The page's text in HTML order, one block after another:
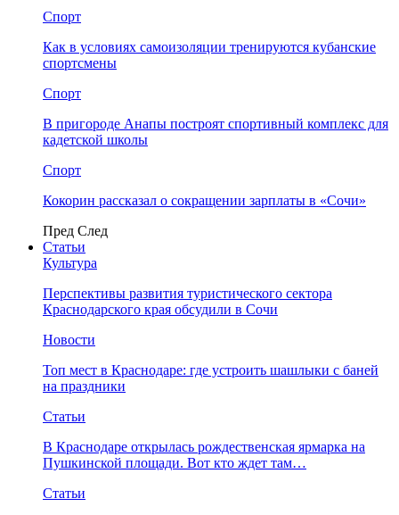
Спорт
Как в условиях самоизоляции тренируются кубанские
спортсмены
Спорт
В пригороде Анапы построят спортивный комплекс для
кадетской школы
Спорт
Кокорин рассказал о сокращении зарплаты в «Сочи»
Пред След
Статьи
Культура
Перспективы развития туристического сектора
Краснодарского края обсудили в Сочи
Новости
Топ мест в Краснодаре: где устроить шашлыки с баней
на праздники
Статьи
В Краснодаре открылась рождественская ярмарка на
Пушкинской площади. Вот кто ждет там…
Статьи